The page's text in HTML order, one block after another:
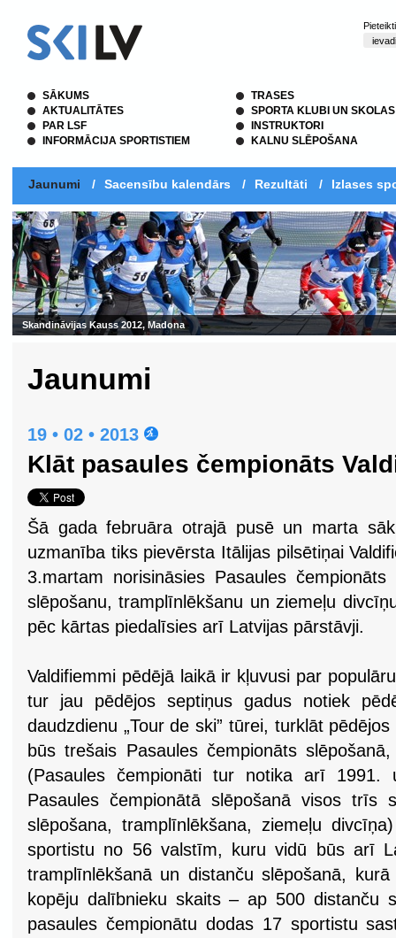
SĀKUMS
AKTUALITĀTES
PAR LSF
INFORMĀCIJA SPORTISTIEM
TRASES
SPORTA KLUBI UN SKOLAS
INSTRUKTORI
KALNU SLĒPOŠANA
Jaunumi / Sacensību kalendārs / Rezultāti / Izlases
Jaunumi
19 • 02 • 2013
Klāt pasaules čempionāts
Šā gada februāra otrajā pusē un marta
uzmanība tiks pievērsta Itālijas pilsētiņai
3.martam norisināsies Pasaules
slēpošanu, tramplīnlēkšanu un ziemeļu
pēc kārtas piedalīsies arī Latvijas pārstāvji.
Valdifiemmi pēdējā laikā ir kļuvusi par
tur jau pēdējos septiņus gadus notiek
daudzdienu „Tour de ski” tūrei, turklāt
būs trešais Pasaules čempionāts
(Pasaules čempionāti tur notika arī
Pasaules čempionātā slēpošanā visos trīs
slēpošana, tramplīnlēkšana, ziemeļu
sportistu no 56 valstīm, kuru vidū būs arī
tramplīnlēkšanā un distanču slēpošanā,
kopēju dalībnieku skaits – ap 500 distanču
pasaules čempionātu dodas 17 sportistu